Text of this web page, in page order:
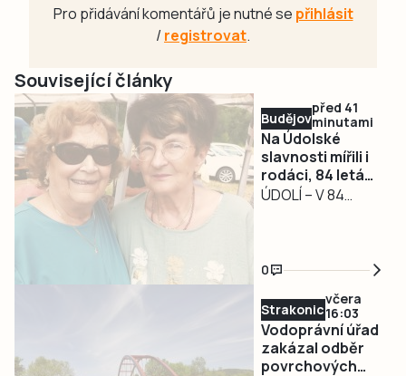
Pro přidávání komentářů je nutné se přihlásit
/registrovat.
Související články
Budějovicko
před 41
minutami
Na Údolské
slavnosti mířili i
rodáci, 84 letá
Jana Hlaváčová
ÚDOLÍ – V 84
a na srazu rodáků
u Nových Hradů se
objala se
spolužačkou.
Vztah ke kraji pod
Novohradskými
0
Strakonicko
včera
16:03
Vodoprávní úřad
zakázal odběr
povrchových